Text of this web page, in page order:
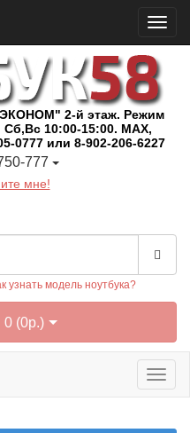
2-й этаж. Режим
10:00-15:00. MAX,
0777 или 8-902-206-6227
777
мне!
узнать модель ноутбука?
0 (0р.)